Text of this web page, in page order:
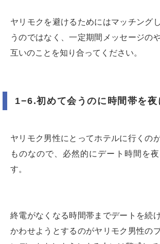
ヤリモクを避けるためにはマッチング
うのではなく、一定期間メッセージの
互いのことを知り合ってください。
1−6.初めて会うのに時間帯を夜
ヤリモク男性にとってホテルに行くの
ものなので、必然的にデート時間を
す。
終電がなくなる時間帯までデートを続
かわせようとするのがヤリモク男性の